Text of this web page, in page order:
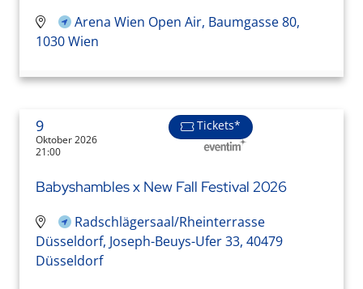
Arena Wien Open Air, Baumgasse 80,
1030 Wien
9
Oktober 2026
21:00
Tickets*
Babyshambles x New Fall Festival 2026
Radschlägersaal/Rheinterrasse
Düsseldorf, Joseph-Beuys-Ufer 33, 40479
Düsseldorf